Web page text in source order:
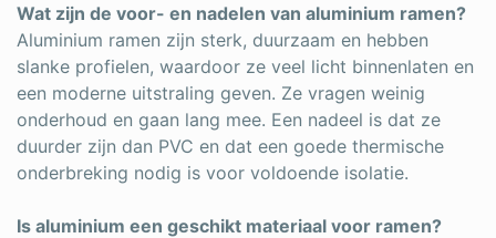
Wat zijn de voor- en nadelen van aluminium ramen?
Aluminium ramen zijn sterk, duurzaam en hebben
slanke profielen, waardoor ze veel licht binnenlaten en
een moderne uitstraling geven. Ze vragen weinig
onderhoud en gaan lang mee. Een nadeel is dat ze
duurder zijn dan PVC en dat een goede thermische
onderbreking nodig is voor voldoende isolatie.
Is aluminium een geschikt materiaal voor ramen?